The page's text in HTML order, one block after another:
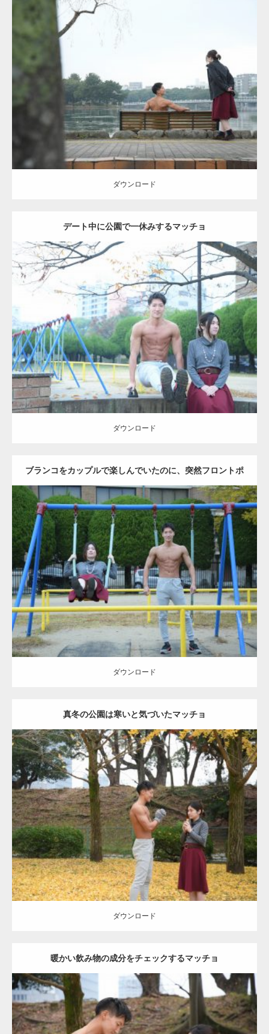
公園のマッチョ AKIHITO(細マッチョ) 背中
ダウンロード
ダウンロード
デート中に公園で一休みするマッチョ
Update:2021.07.6
Category:公園のマッチョ その他 AKIHITO(細マッチョ) 腹筋
ダウンロード
ダウンロード
ブランコをカップルで楽しんでいたのに、突然フロントポ
ーズをするマッチョ
Update: 2021.07.6
Category:公園のマッチョ その他 AKIHITO(細マッチョ) 腹筋 大胸筋
ダウンロード
ダウンロード
真冬の公園は寒いと気づいたマッチョ
Update: 2021.07.8
Category:公園のマッチョ その他 AKIHITO(細マッチョ) 上腕三頭筋
肩
ダウンロード
ダウンロード
暖かい飲み物の成分をチェックするマッチョ
Update:2021.07.8